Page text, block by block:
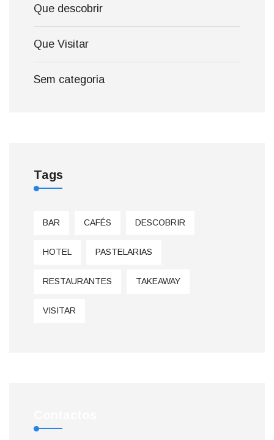
Que descobrir
Que Visitar
Sem categoria
Tags
BAR CAFÉS DESCOBRIR
HOTEL PASTELARIAS
RESTAURANTES TAKEAWAY
VISITAR